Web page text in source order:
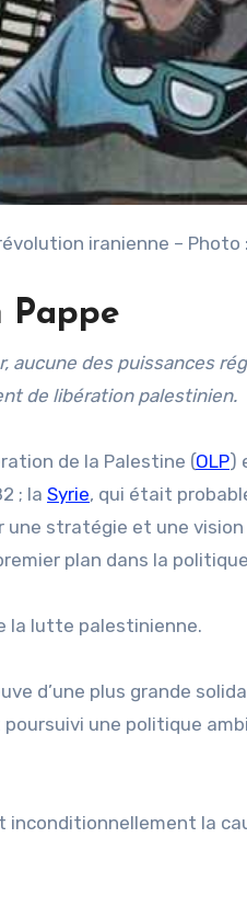
iranienne – Photo
Pappe
aucune des puissances
de libération palestinien.
de la Palestine (OLP)
; la Syrie, qui était
une stratégie et une
plan dans la
la lutte palestinienne.
d’une plus grande
une politique
la